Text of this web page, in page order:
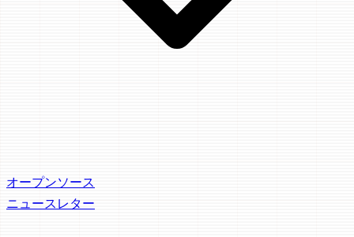
オープンソース
ニュースレター